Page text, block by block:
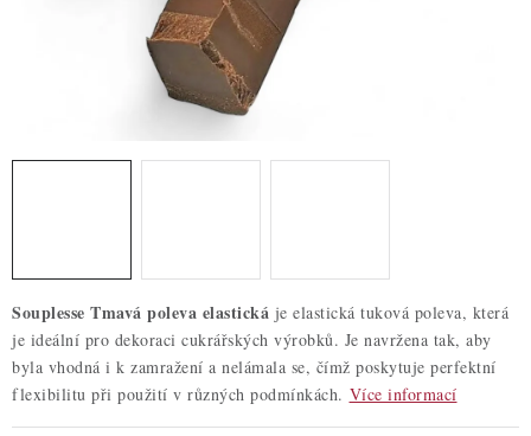
TÉMATICKÉ PRODUKTY
NOVÉ ZBOŽÍ
Nepřevzetí zásilky na dobírku
Obchodní podmínky
Hodnocení obchodu
Blog
Moje objednávka
Podmínky ochrany osobních údajů
Souplesse Tmavá poleva elastická je elastická tuková poleva, která
je ideální pro dekoraci cukrářských výrobků. Je navržena tak, aby
byla vhodná i k zamražení a nelámala se, čímž poskytuje perfektní
flexibilitu při použití v různých podmínkách. Více informací